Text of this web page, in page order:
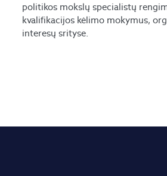
politikos mokslų specialistų
kvalifikacijos kėlimo mokymus,
interesų srityse.